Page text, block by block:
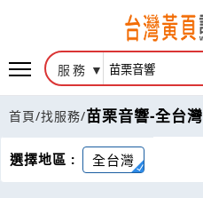
服務
首頁/找服務/苗栗音響-全台灣
選擇地區 : 全台灣